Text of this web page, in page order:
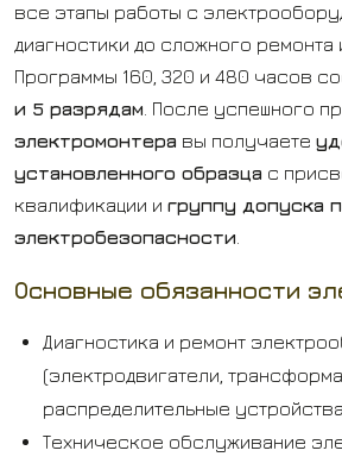
все этапы работы с
диагностики до сложного ремонта
Программы 160, 320 и 480 часов
и 5 разрядам . После успешного
электромонтера вы получаете
установленного образца с
квалификации и группу допуска
электробезопасности
Основные обязанности
Диагностика и ремонт
(электродвигатели,
распределительные
Техническое обслуживание